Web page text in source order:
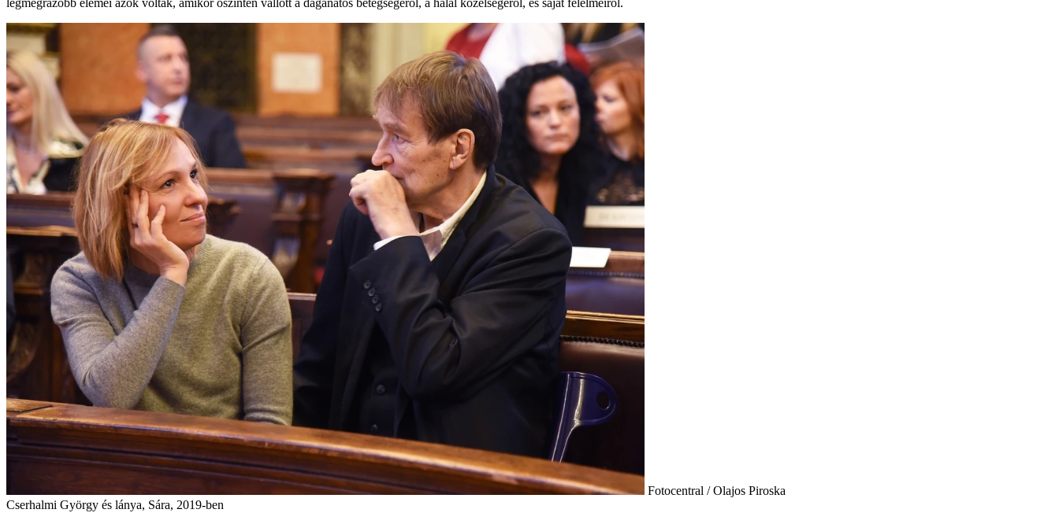
legmegrázóbb elemei azok voltak, amikor őszintén vallott a daganatos betegségéről, a halál közelségéről, és saját félelmeiről.
Fotocentral / Olajos Piroska
Cserhalmi György és lánya, Sára, 2019-ben